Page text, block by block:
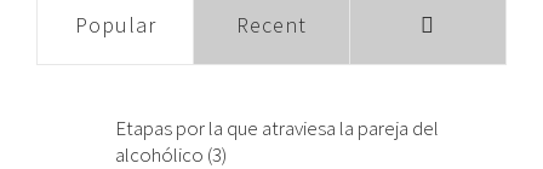
Popular Recent
Etapas por la que atraviesa la pareja del
alcohólico (3)